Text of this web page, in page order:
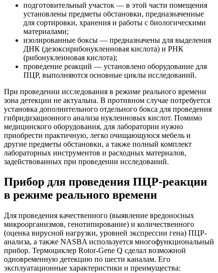
подготовительный участок — в этой части помещения
установлены предметы обстановки, предназначенные
для сортировки, хранения и работы с биологическими
материалами;
изолированные боксы — предназначены для выделения
ДНК (дезоксирибонуклеиновая кислота) и РНК
(рибонуклеиновая кислота);
проведение реакций — установлено оборудование для
ПЦР, выполняются основные циклы исследований.
При проведении исследования в режиме реального времени
зона детекции не актуальна. В противном случае потребуется
установка дополнительного отдельного бокса для проведения
гибридизационного анализа нуклеиновых кислот. Помимо
медицинского оборудования, для лаборатории нужно
приобрести практичную, легко очищающуюся мебель и
другие предметы обстановки, а также полный комплект
лабораторных инструментов и расходных материалов,
задействованных при проведении исследований.
Прибор для проведения ПЦР-реакции
в режиме реального времени
Для проведения качественного (выявление вредоносных
микроорганизмов, генотипирование) и количественного
(оценка вирусной нагрузки, уровней экспрессии гена) ПЦР-
анализа, а также NASBA используется многофункциональный
прибор. Термоциклер Rotor-Gene Q сделал возможной
одновременную детекцию по шести каналам. Его
эксплуатационные характеристики и преимущества: